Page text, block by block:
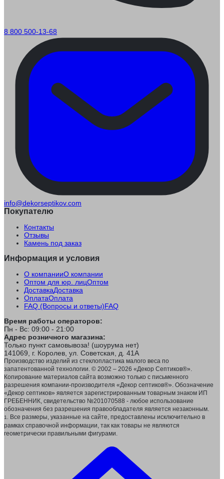
8 800 500-13-68
info@dekorseptikov.com
Покупателю
Контакты
Отзывы
Камень под заказ
Информация и условия
О компанииО компании
Оптом для юр. лицОптом
ДоставкаДоставка
ОплатаОплата
FAQ (Вопросы и ответы)FAQ
Время работы операторов:
Пн - Вс: 09:00 - 21:00
Адрес розничного магазина:
Только пункт самовывоза! (шоурума нет)
141069, г. Королев, ул. Советская, д. 41А
Производство изделий из стеклопластика малого веса по
запатентованной технологии. © 2002 – 2026 «Декор Септиков®».
Копирование материалов сайта возможно только с письменного
разрешения компании-производителя «Декор септиков®». Обозначение
«Декор септиков» является зарегистрированным товарным знаком ИП
ГРЕБЕННИК, свидетельство №201070588 - любое использование
обозначения без разрешения правообладателя является незаконным.
1. Все размеры, указанные на сайте, предоставлены исключительно в
рамках справочной информации, так как товары не являются
геометрически правильными фигурами.